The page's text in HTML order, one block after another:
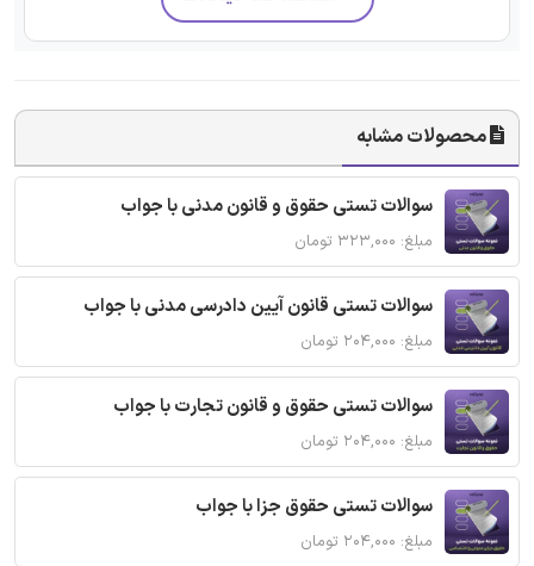
محصولات مشابه
سوالات تستی حقوق و قانون مدنی با جواب
مبلغ: ۳۲۳,۰۰۰ تومان
سوالات تستی قانون آیین دادرسی مدنی با جواب
مبلغ: ۲۰۴,۰۰۰ تومان
سوالات تستی حقوق و قانون تجارت با جواب
مبلغ: ۲۰۴,۰۰۰ تومان
سوالات تستی حقوق جزا با جواب
مبلغ: ۲۰۴,۰۰۰ تومان